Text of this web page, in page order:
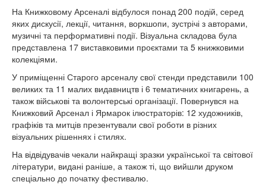
На Книжковому Арсеналі відбулося понад 200 подій, серед
яких дискусії, лекції, читання, воркшопи, зустрічі з авторами,
музичні та перформативні події. Візуальна складова була
представлена 17 виставковими проєктами та 5 книжковими
колекціями.
У приміщенні Старого арсеналу свої стенди представили 100
великих та 11 малих видавництв і 6 тематичних книгарень, а
також військові та волонтерські організації. Повернувся на
Книжковий Арсенал і Ярмарок ілюстраторів: 12 художників,
графіків та митців презентували свої роботи в різних
візуальних рішеннях і стилях.
На відвідувачів чекали найкращі зразки української та світової
літератури, видані раніше, а також ті, що вийшли друком
спеціально до початку фестивалю.